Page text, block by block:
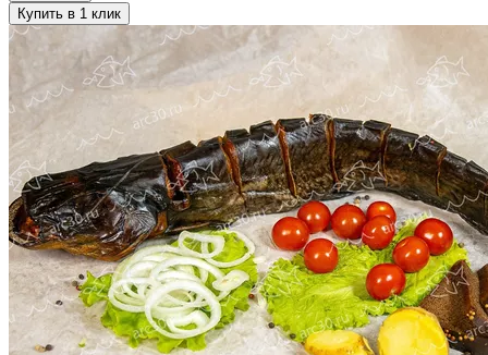
Купить в 1 клик